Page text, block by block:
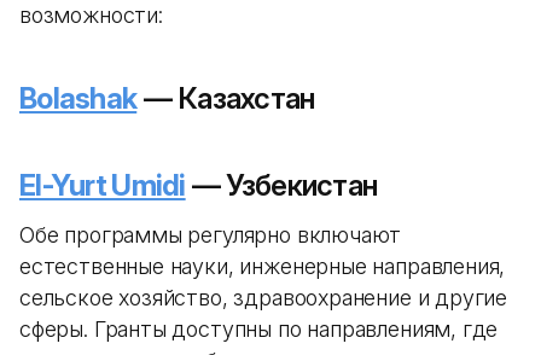
возможности:
Bolashak— Казахстан
El-Yurt Umidi — Узбекистан
Обе программы регулярно включают
естественные науки, инженерные направления,
сельское хозяйство, здравоохранение и другие
сферы. Гранты доступны по направлениям, где